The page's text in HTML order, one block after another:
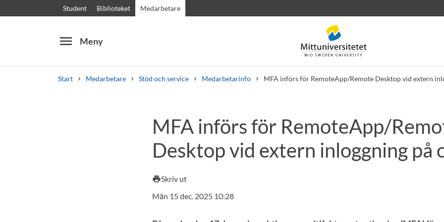
Student Biblioteket Medarbetare
menu Meny
Start Medarbetare Stöd och service Medarbetarinfo MFA införs för RemoteApp/Remote Desktop vid extern
Kursplaner Välkomstbrev Personal Lediga jobb
MFA införs för RemoteApp/
Desktop vid extern inloggning på
printSkriv ut
Mån 15 dec. 2025 10:28